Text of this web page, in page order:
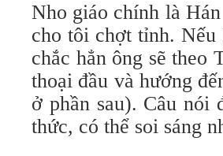
Nho giáo chính là
cho tôi chợt tỉnh.
chắc hẳn ông sẽ theo
thoại đầu và hướng
ở phần sau). Câu nói
thức, có thể soi sáng